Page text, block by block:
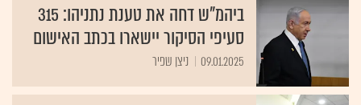
ביהמ"ש דחה את טענת נתניהו: 315
סעיפי הסיקור יישארו בכתב האישום
09.01.2025 ניצן שפיר